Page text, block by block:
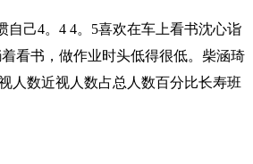
己4。4 4。5喜欢在车上看书沈心诣
看书，做作业时头低得很低。柴涵琦
人数近视人数占总人数百分比长寿班